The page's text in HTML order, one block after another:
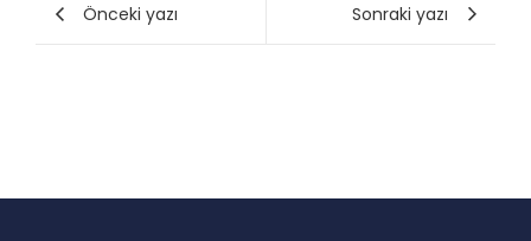
Önceki yazı Sonraki yazı